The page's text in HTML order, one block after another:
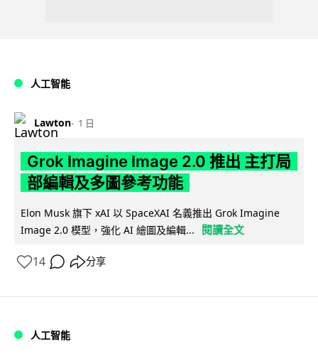
人工智能
Lawton 1 日
Grok Imagine Image 2.0 推出 主打局
部編輯及多圖參考功能
Elon Musk 旗下 xAI 以 SpaceXAI 名義推出 Grok Imagine
Image 2.0 模型，強化 AI 繪圖及編輯...
閱讀全文
14 分享
人工智能